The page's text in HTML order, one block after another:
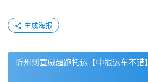
生成海报
忻州到宣威超跑托运【中振运车不错】